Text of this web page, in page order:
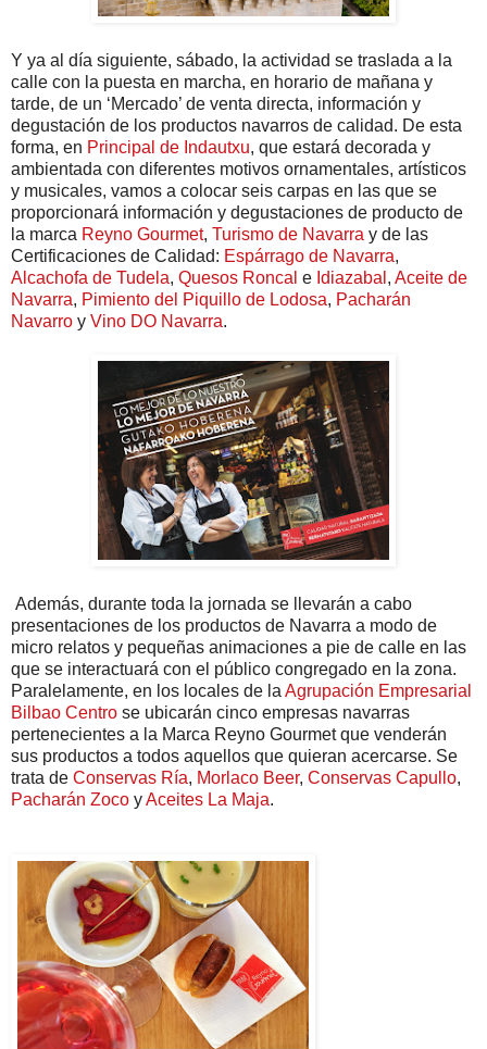
Y ya al día siguiente, sábado, la actividad se traslada a la
calle con la puesta en marcha, en horario de mañana y
tarde, de un ‘Mercado’ de venta directa, información y
degustación de los productos navarros de calidad. De esta
forma, en Principal de Indautxu, que estará decorada y
ambientada con diferentes motivos ornamentales, artísticos
y musicales, vamos a colocar seis carpas en las que se
proporcionará información y degustaciones de producto de
la marca Reyno Gourmet, Turismo de Navarra y de las
Certificaciones de Calidad: Espárrago de Navarra,
Alcachofa de Tudela, Quesos Roncal e Idiazabal , Aceite de
Navarra, Pimiento del Piquillo de Lodosa, Pacharán
Navarro y Vino DO Navarra.
Además, durante toda la jornada se llevarán a cabo
presentaciones de los productos de Navarra a modo de
micro relatos y pequeñas animaciones a pie de calle en las
que se interactuará con el público congregado en la zona.
Paralelamente, en los locales de laAgrupación Empresarial
Bilbao Centro se ubicarán cinco empresas navarras
pertenecientes a la Marca Reyno Gourmet que venderán
sus productos a todos aquellos que quieran acercarse. Se
trata de Conservas Ría, Morlaco Beer, Conservas Capullo,
Pacharán Zoco yAceites La Maja.